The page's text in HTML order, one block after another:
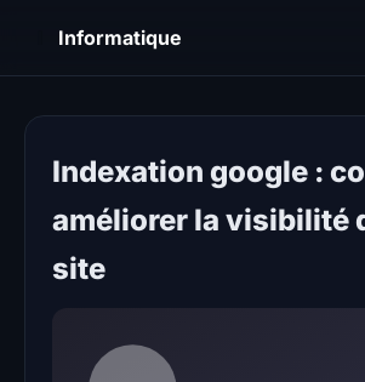
Informatique
Indexation google :
améliorer la visibilité
site